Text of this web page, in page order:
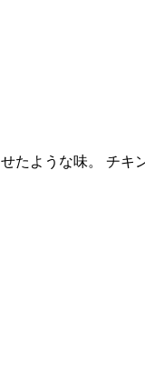
たような味。 チキ